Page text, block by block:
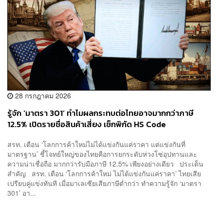
28 กรกฎาคม 2026
รู้จัก ‘มาตรา 301’ ทำไมผลกระทบต่อไทยอาจมากกว่าภาษี
12.5% เปิดรายชื่อสินค้าเสี่ยง เช็กพิกัด HS Code
สรท. เตือน ‘โลกการค้าใหม่ไม่ได้แข่งกันแค่ราคา แต่แข่งกันที่
มาตรฐาน’ ชี้โจทย์ใหญ่ของไทยคือการยกระดับห่วงโซ่อุปทานและ
ความน่าเชื่อถือ มากกว่ารับมือภาษี 12.5% เพียงอย่างเดียว ประเด็น
สำคัญ สรท. เตือน ‘โลกการค้าใหม่ ไม่ได้แข่งกันแค่ราคา’ ไทยเสีย
เปรียบคู่แข่งทันที เมื่อมาเลเซียเสียภาษีต่ำกว่า ทำความรู้จัก ‘มาตรา
301’ อา...